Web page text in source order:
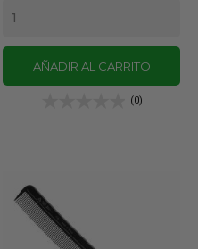
AÑADIR AL CARRITO
(0)